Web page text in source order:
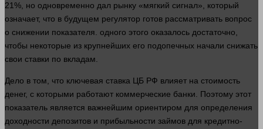
21%, но одновременно дал рынку «мягкий сигнал», который
означает, что в будущем регулятор готов рассматривать вопрос
о снижении показателя. одного этого оказалось достаточно,
чтобы некоторые из крупнейших его подопечных начали снижать
свои ставки по вкладам.
Дело в том, что ключевая ставка ЦБ РФ влияет на стоимость
денег, с которыми работают коммерческие банки. Поэтому этот
показатель является важнейшим ориентиром для определения
доходности депозитов и прибыльности займов для кредитно-